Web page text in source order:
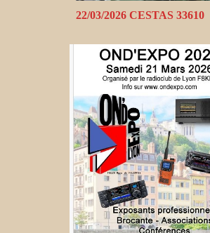
22/03/2026 CESTAS 33610